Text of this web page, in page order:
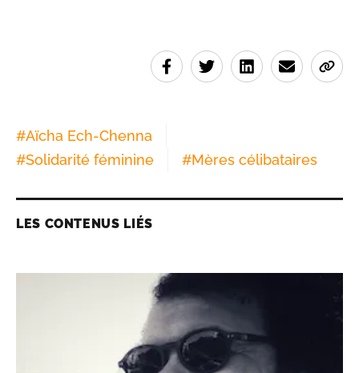
#Aïcha Ech-Chenna
#Solidarité féminine #Mères célibataires
LES CONTENUS LIÉS